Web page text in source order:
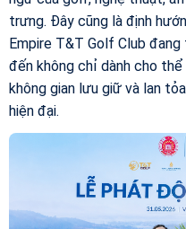
trưng. Đây cũng là định
Empire T&T Golf Club
đến không chỉ dành cho
không gian lưu giữ và lan
hiện đại.